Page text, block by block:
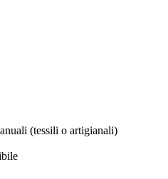
(tessili o artigianali)